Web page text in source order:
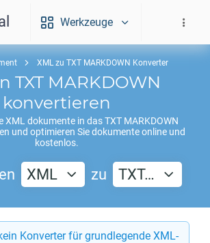
Werkzeuge
XML zu TXT MARKDOWN Konverter
TXT MARKDOWN
konvertieren
XML dokumente in dasTXT MARKDOWN
und optimieren Sie dokumente online und
kostenlos.
XML zu TXT…
Konverter für grundlegende XML-